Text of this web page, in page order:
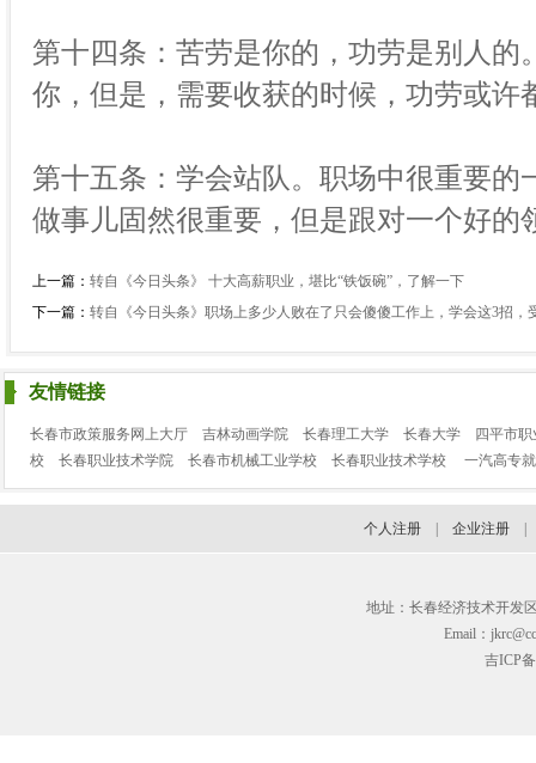
第十四条：苦劳是你的，功劳是别人
你，但是，需要收获的时候，功劳或许
第十五条：学会站队。职场中很重要
做事儿固然很重要，但是跟对一个好的
上一篇： 转自《今日头条》 十大高薪职业，堪比“铁饭碗”，了解一下
下一篇： 转自《今日头条》职场上多少人败在了只会傻傻工作上，学会这3招，
友情链接
长春市政策服务网上大厅 吉林动画学院 长春理工大学 长春大学
四平市
校
长春职业技术学院 长春市机械工业学校 长春职业技术学校 一汽高专
个人注册 企业注册
地址：长春经济技术开发
Email：
吉ICP